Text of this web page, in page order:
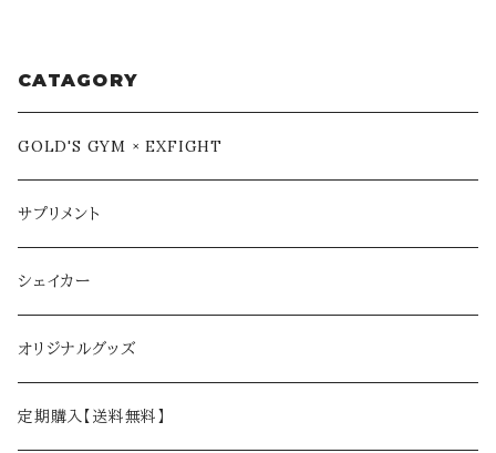
CATAGORY
GOLD'S GYM × EXFIGHT
サプリメント
シェイカー
オリジナルグッズ
定期購入【送料無料】